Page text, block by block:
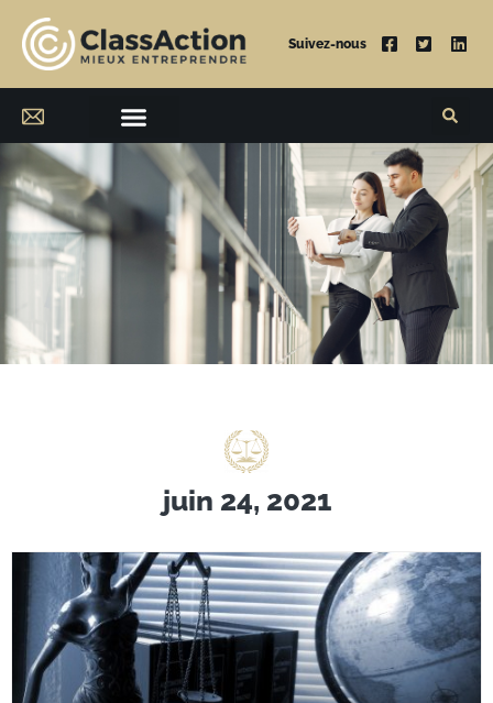
Suivez-nous
juin 24, 2021